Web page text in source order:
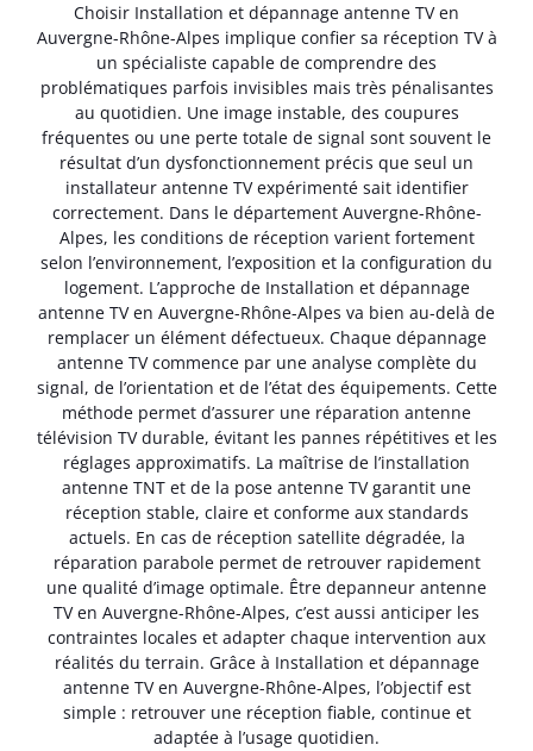
Choisir Installation et dépannage antenne TV en
Auvergne-Rhône-Alpes implique confier sa réception TV à
un spécialiste capable de comprendre des
problématiques parfois invisibles mais très pénalisantes
au quotidien. Une image instable, des coupures
fréquentes ou une perte totale de signal sont souvent le
résultat d’un dysfonctionnement précis que seul un
installateur antenne TV expérimenté sait identifier
correctement. Dans le département Auvergne-Rhône-
Alpes, les conditions de réception varient fortement
selon l’environnement, l’exposition et la configuration du
logement. L’approche de Installation et dépannage
antenne TV en Auvergne-Rhône-Alpes va bien au-delà de
remplacer un élément défectueux. Chaque dépannage
antenne TV commence par une analyse complète du
signal, de l’orientation et de l’état des équipements. Cette
méthode permet d’assurer une réparation antenne
télévision TV durable, évitant les pannes répétitives et les
réglages approximatifs. La maîtrise de l’installation
antenne TNT et de la pose antenne TV garantit une
réception stable, claire et conforme aux standards
actuels. En cas de réception satellite dégradée, la
réparation parabole permet de retrouver rapidement
une qualité d’image optimale. Être depanneur antenne
TV en Auvergne-Rhône-Alpes, c’est aussi anticiper les
contraintes locales et adapter chaque intervention aux
réalités du terrain. Grâce à Installation et dépannage
antenne TV en Auvergne-Rhône-Alpes, l’objectif est
simple : retrouver une réception fiable, continue et
adaptée à l’usage quotidien.